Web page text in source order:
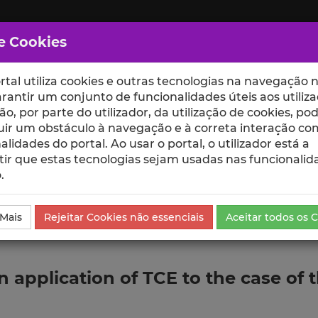
ESCOLAS UNIDADES
Comunicação
application of TCE to the case of
Cookies
utiliza cookies e outras tecnologias na navegação
um conjunto de funcionalidades úteis aos
por parte do utilizador, da utilização de cookies,
um obstáculo à navegação e à correta interação
do portal. Ao usar o portal, o utilizador está a
que estas tecnologias sejam usadas nas
Rejeitar Cookies não essenciais Aceitar todos os